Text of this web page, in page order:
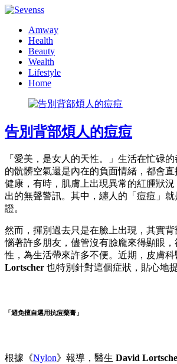
Amway
Health
Beauty
Wealth
Lifestyle
Home
告別背部煩人的痘痘
「愛美，是女人的天性。」生活在忙碌
的骯髒空氣還是內在的負面情緒，都會
健康，有時，肌膚上出現異常的紅腫狀
出的無聲警訊。其中，纏人的「痘痘」
證。
然而，揮別過去只是在臉上出現，其實背
惱著許多朋友，儘管沒有臉龐來得顯眼
性，為生活帶來許多不便。近期，皮膚科
Lortscher 也特別針對這個症狀，貼心地
「避免擅自選用抗痘藥膏」
根據《Nylon》報導，醫生 David